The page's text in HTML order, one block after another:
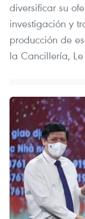
diversificar su
investigación y
producción de
la Cancillería,